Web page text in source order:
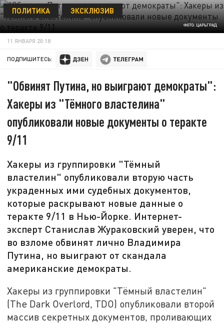
ФОТО: ЦАРЬГРАД
ПОЛИТИКА ЭКСКЛЮЗИВ
11 ЯНВАРЯ 20:18
ПОДПИШИТЕСЬ:
"Обвинят Путина, но выиграют демократы":
Хакеры из "Тёмного властелина"
опубликовали новые документы о теракте
9/11
Хакеры из группировки "Тёмный
властелин" опубликовали вторую часть
украденных ими судебных документов,
которые раскрывают новые данные о
теракте 9/11 в Нью-Йорке. Интернет-
эксперт Станислав Жураковский уверен, что
во взломе обвинят лично Владимира
Путина, но выиграют от скандала
американские демократы.
Хакеры из группировки "Тёмный властелин"
(The Dark Overlord, TDO) опубликовали второй
массив секретных документов, проливающих